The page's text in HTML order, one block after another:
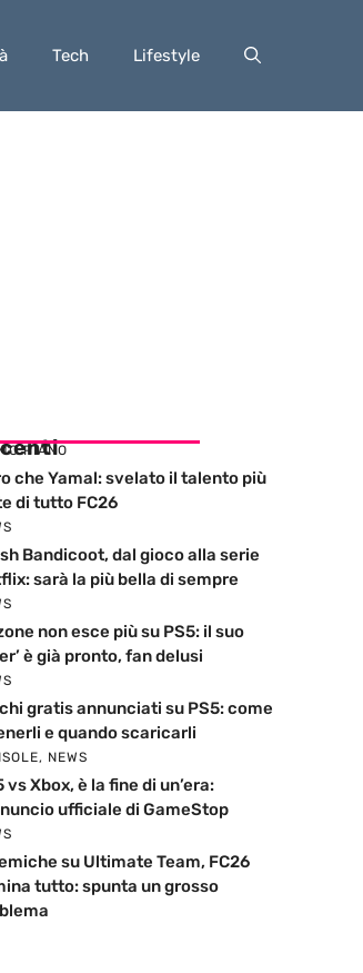
Tech Lifestyle
PIANO
che Yamal: svelato il talento più
di tutto FC26
Bandicoot, dal gioco alla serie
sarà la più bella di sempre
non esce più su PS5: il suo
è già pronto, fan delusi
gratis annunciati su PS5: come
e quando scaricarli
, NEWS
vs Xbox, è la fine di un’era:
ufficiale di GameStop
su Ultimate Team, FC26
tutto: spunta un grosso